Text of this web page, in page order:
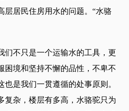
层居民住房用水的问题。“水骆
们不只是一个运输水的工具，更
困境和坚持不懈的品性，不卑不
也是我们一贯遵循的处事原则。
复杂，楼层有多高，水骆驼只为